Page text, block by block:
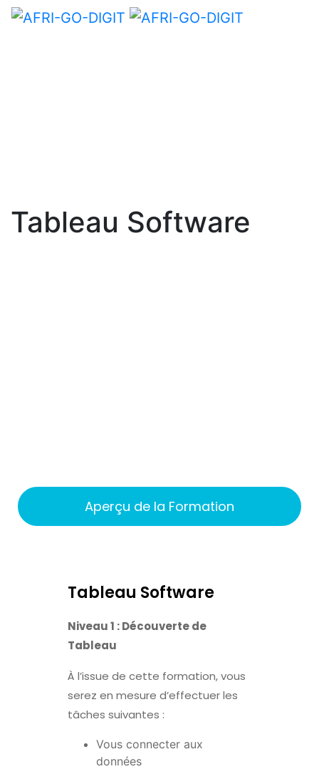
Tableau Software
Aperçu de la Formation
Tableau Software
Niveau 1 : Découverte de
Tableau
À l’issue de cette formation, vous
serez en mesure d’effectuer les
tâches suivantes :
Vous connecter aux
données